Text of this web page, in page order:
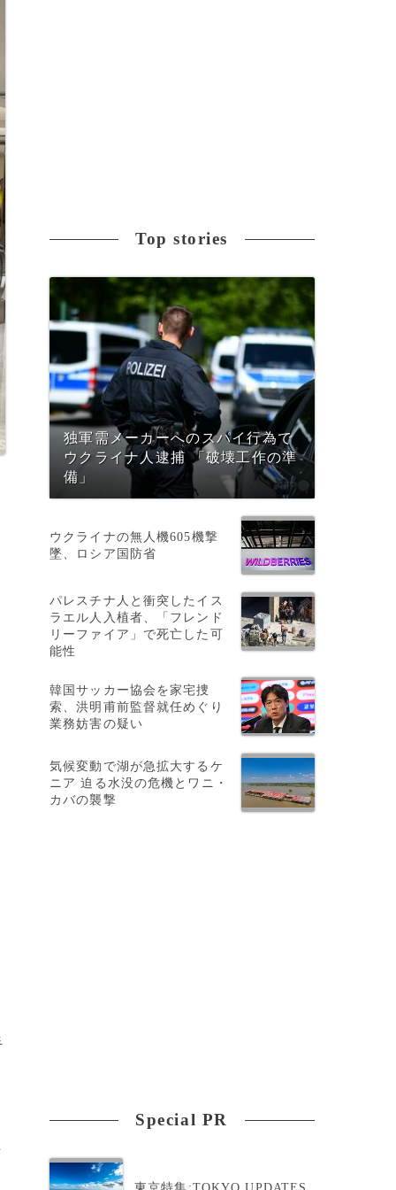
Top stories
独軍需メーカーへのスパイ行為で
ウクライナ人逮捕 「破壊工作の準
備」
ウクライナの無人機605機撃
墜、ロシア国防省
パレスチナ人と衝突したイス
ラエル人入植者、「フレンド
リーファイア」で死亡した可
能性
韓国サッカー協会を家宅捜
索、洪明甫前監督就任めぐり
業務妨害の疑い
気候変動で湖が急拡大するケ
ニア 迫る水没の危機とワニ・
カバの襲撃
Special PR
東京特集:TOKYO UPDATES